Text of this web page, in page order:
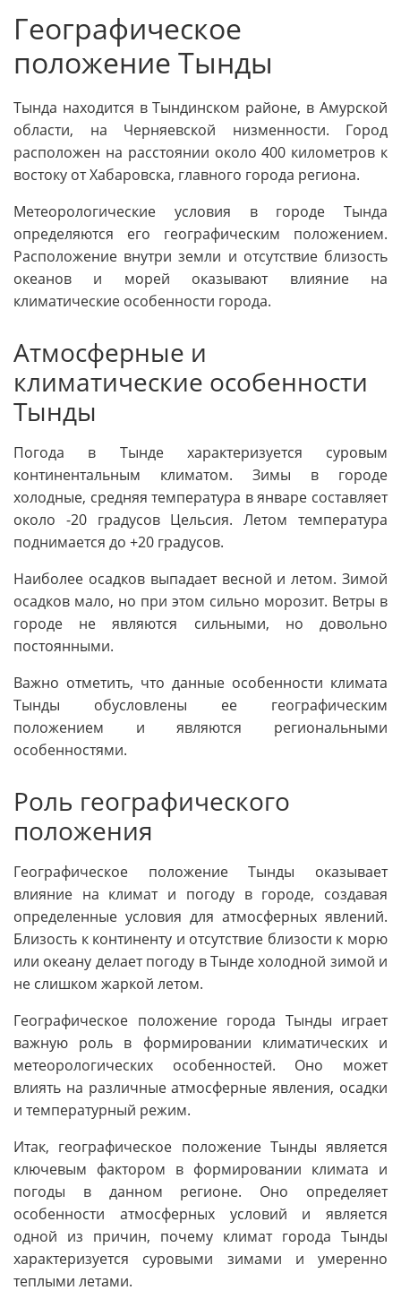
Географическое
положение Тынды
Тында находится в Тындинском районе, в Амурской
области, на Черняевской низменности. Город
расположен на расстоянии около 400 километров к
востоку от Хабаровска, главного города региона.
Метеорологические условия в городе Тында
определяются его географическим положением.
Расположение внутри земли и отсутствие близость
океанов и морей оказывают влияние на
климатические особенности города.
Атмосферные и
климатические особенности
Тынды
Погода в Тынде характеризуется суровым
континентальным климатом. Зимы в городе
холодные, средняя температура в январе составляет
около -20 градусов Цельсия. Летом температура
поднимается до +20 градусов.
Наиболее осадков выпадает весной и летом. Зимой
осадков мало, но при этом сильно морозит. Ветры в
городе не являются сильными, но довольно
постоянными.
Важно отметить, что данные особенности климата
Тынды обусловлены ее географическим
положением и являются региональными
особенностями.
Роль географического
положения
Географическое положение Тынды оказывает
влияние на климат и погоду в городе, создавая
определенные условия для атмосферных явлений.
Близость к континенту и отсутствие близости к морю
или океану делает погоду в Тынде холодной зимой и
не слишком жаркой летом.
Географическое положение города Тынды играет
важную роль в формировании климатических и
метеорологических особенностей. Оно может
влиять на различные атмосферные явления, осадки
и температурный режим.
Итак, географическое положение Тынды является
ключевым фактором в формировании климата и
погоды в данном регионе. Оно определяет
особенности атмосферных условий и является
одной из причин, почему климат города Тынды
характеризуется суровыми зимами и умеренно
теплыми летами.